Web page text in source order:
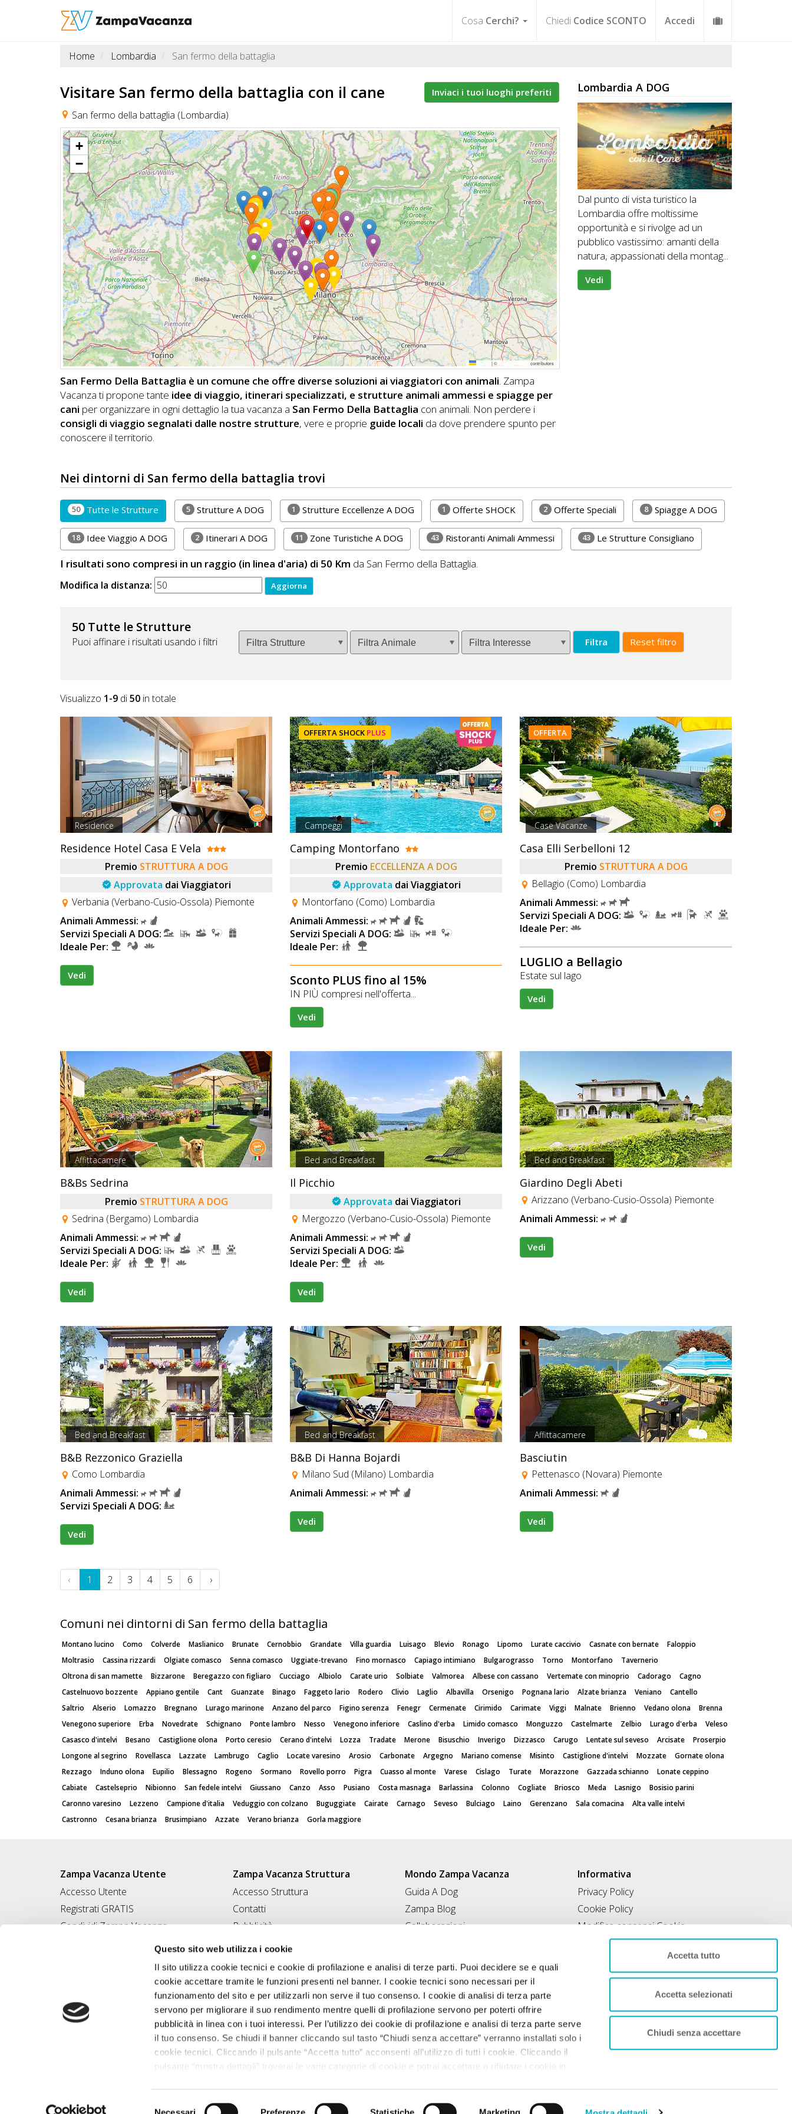
Questo sito web utilizza i cookie
Il sito utilizza cookie tecnici e cookie di profilazione e analisi di terze parti. Puoi decidere se e quali
cookie accettare tramite le funzioni presenti nel banner. I cookie tecnici sono necessari per il
funzionamento del sito e per utilizzarli non serve il tuo consenso. I cookie di analisi di terza parte
servono per migliorare il suo rendimento mentre quelli di profilazione servono per poterti offrire
pubblicità in linea con i tuoi interessi. Per l’utilizzo dei cookie di profilazione e analisi di terza parte serve
il tuo consenso. Se chiudi il banner cliccando sul tasto “Chiudi senza accettare” verranno installati solo i
cookie tecnici. Cliccando il pulsante “Accetta tutto” acconsenti all’utilizzo di tutti i cookie. Cliccando il
pulsante “mostra dettagli” troverai le varie categorie di cookie e potrai accettare o rifiutare i cookie in
Necessari Preferenze Statistiche Marketing
Accetta tutto
Accetta selezionati
Chiudi senza accettare
Cosa Cerchi? Chiedi Codice SCONTO Accedi
STRUTTURE
LUOGHI
OFFERTE
CHIEDI
CODICE
Video
Tutorial
Lavora
Home Lombardia San fermo della battaglia
Visitare San fermo della battaglia con il cane Inviaci i tuoi luoghi preferiti
San fermo della battaglia (Lombardia)
+
−
Leaflet |© OpenStreetMap contributors
San Fermo Della Battaglia è un comune che offre diverse soluzioni ai viaggiatori con animali. Zampa
Vacanza ti propone tante idee di viaggio, itinerari specializzati, e strutture animali ammessi e spiagge per
cani per organizzare in ogni dettaglio la tua vacanza a San Fermo Della Battaglia con animali. Non perdere i
consigli di viaggio segnalati dalle nostre strutture, vere e proprie guide locali da dove prendere spunto per
conoscere il territorio.
Lombardia A DOG
Dal punto di vista turistico la
Lombardia offre moltissime
opportunità e si rivolge ad un
pubblico vastissimo: amanti della
natura, appassionati della montag...
Vedi
Nei dintorni di San fermo della battaglia trovi
50 Tutte le Strutture 5 Strutture A DOG 1 Strutture Eccellenze A DOG 1 Offerte SHOCK 2 Offerte Speciali 8 Spiagge A DOG
18 Idee Viaggio A DOG 2 Itinerari A DOG 11 Zone Turistiche A DOG 43 Ristoranti Animali Ammessi 43 Le Strutture Consigliano
I risultati sono compresi in un raggio (in linea d'aria) di 50 Km da San Fermo della Battaglia.
Modifica la distanza:
50 Tutte le Strutture
Puoi affinare i risultati usando i filtri Filtra Reset filtro
Visualizzo 1-9 di50 in totale
Residence
Residence Hotel Casa E Vela
Premio STRUTTURA A DOG
Approvata dai Viaggiatori
Verbania (Verbano-Cusio-Ossola) Piemonte
Animali Ammessi:
Servizi Speciali A DOG:
Ideale Per:
Vedi
OFFERTA SHOCK PLUS
Campeggi
Camping Montorfano
Premio ECCELLENZA A DOG
Approvata dai Viaggiatori
Montorfano (Como) Lombardia
Animali Ammessi:
Servizi Speciali A DOG:
Ideale Per:
Sconto PLUS fino al 15%
IN PIÙ compresi nell'offerta...
Vedi
OFFERTA
Case Vacanze
Casa Elli Serbelloni 12
Premio STRUTTURA A DOG
Bellagio (Como) Lombardia
Animali Ammessi:
Servizi Speciali A DOG:
Ideale Per:
LUGLIO a Bellagio
Estate sul lago
Vedi
Affittacamere
B&Bs Sedrina
Premio STRUTTURA A DOG
Sedrina (Bergamo) Lombardia
Animali Ammessi:
Servizi Speciali A DOG:
Ideale Per:
Vedi
Bed and Breakfast
Il Picchio
Approvata dai Viaggiatori
Mergozzo (Verbano-Cusio-Ossola) Piemonte
Animali Ammessi:
Servizi Speciali A DOG:
Ideale Per:
Vedi
Bed and Breakfast
Giardino Degli Abeti
Arizzano (Verbano-Cusio-Ossola) Piemonte
Animali Ammessi:
Vedi
Bed and Breakfast
B&B Rezzonico Graziella
Como Lombardia
Animali Ammessi:
Servizi Speciali A DOG:
Vedi
Bed and Breakfast
B&B Di Hanna Bojardi
Milano Sud (Milano) Lombardia
Animali Ammessi:
Vedi
Affittacamere
Basciutin
Pettenasco (Novara) Piemonte
Animali Ammessi:
Vedi
‹ 1 2 3 4 5 6 ›
Comuni nei dintorni di San fermo della battaglia
Montano lucino Como Colverde Maslianico Brunate Cernobbio Grandate Villa guardia Luisago Blevio Ronago Lipomo Lurate caccivio Casnate con bernate
Faloppio
Moltrasio
Cassina rizzardi Olgiate comasco Senna comasco Uggiate-trevano Fino mornasco Capiago intimiano Bulgarograsso Torno Montorfano
Tavernerio
Oltrona di san mamette
Bizzarone Beregazzo con figliaro Cucciago Albiolo Carate urio Solbiate Valmorea Albese con cassano Vertemate con minoprio Cadorago
Cagno
Castelnuovo bozzente
Appiano gentile Cant Guanzate Binago Faggeto lario Rodero Clivio Laglio Albavilla Orsenigo Pognana lario Alzate brianza Veniano
Cantello
Saltrio
Alserio Lomazzo Bregnano Lurago marinone Anzano del parco Figino serenza Fenegr Cermenate Cirimido Carimate Viggi Malnate Brienno Vedano olona
Brenna
Venegono superiore
Erba Novedrate Schignano Ponte lambro Nesso Venegono inferiore Caslino d'erba Limido comasco Monguzzo Castelmarte Zelbio Lurago d'erba
Veleso
Casasco d'intelvi
Besano Castiglione olona Porto ceresio Cerano d'intelvi Lozza Tradate Merone Bisuschio Inverigo Dizzasco Carugo Lentate sul seveso Arcisate
Proserpio
Longone al segrino
Rovellasca Lazzate Lambrugo Caglio Locate varesino Arosio Carbonate Argegno Mariano comense Misinto Castiglione d'intelvi Mozzate
Gornate olona
Rezzago
Induno olona Eupilio Blessagno Rogeno Sormano Rovello porro Pigra Cuasso al monte Varese Cislago Turate Morazzone Gazzada schianno
Lonate ceppino
Cabiate
Castelseprio Nibionno San fedele intelvi Giussano Canzo Asso Pusiano Costa masnaga Barlassina Colonno Cogliate Briosco Meda Lasnigo
Bosisio parini
Caronno varesino
Lezzeno Campione d'italia Veduggio con colzano Buguggiate Cairate Carnago Seveso Bulciago Laino Gerenzano Sala comacina
Alta valle intelvi
Castronno
Cesana brianza Brusimpiano Azzate Verano brianza Gorla maggiore
Zampa Vacanza Utente
Accesso Utente
Registrati GRATIS
Condividi Zampa Vacanza
Campagna Contro l'Abbandono
Zampa Vacanza Struttura
Accesso Struttura
Contatti
Pubblicità
Iscrivi Struttura
Mondo Zampa Vacanza
Guida A Dog
Zampa Blog
Collaborazioni
Informativa
Privacy Policy
Cookie Policy
Modifica consensi Cookie
Condizioni di utilizzo
Contratto di inclusione